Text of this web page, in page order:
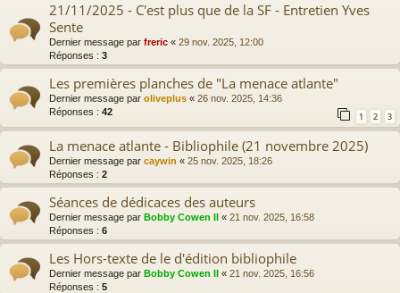
21/11/2025 - C'est plus que de la SF - Entretien Yves
Sente
Dernier message par freric « 29 nov. 2025, 12:00
Réponses : 3
Les premières planches de "La menace atlante"
Dernier message par oliveplus « 26 nov. 2025, 14:36
Réponses : 42 1 2 3
La menace atlante - Bibliophile (21 novembre 2025)
Dernier message par caywin « 25 nov. 2025, 18:26
Réponses : 2
Séances de dédicaces des auteurs
Dernier message par Bobby Cowen II « 21 nov. 2025, 16:58
Réponses : 6
Les Hors-texte de le d'édition bibliophile
Dernier message par Bobby Cowen II « 21 nov. 2025, 16:56
Réponses : 5